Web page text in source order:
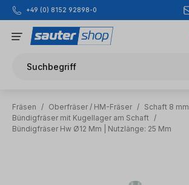
Zum Hauptinhalt springen
+49 (0) 8152 92898-0
Suchbegriff
Fräsen / Oberfräser / HM-Fräser / Schaft 8 mm
Bündigfräser mit Kugellager am Schaft /
Bündigfräser Hw Ø12 Mm | Nutzlänge: 25 Mm